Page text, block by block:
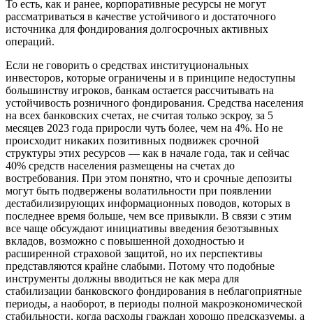
То есть, как и ранее, корпоративные ресурсы не могут
рассматриваться в качестве устойчивого и достаточного
источника для фондирования долгосрочных активных
операций.
Если не говорить о средствах институциональных
инвесторов, которые ограничены и в принципе недоступны
большинству игроков, банкам остается рассчитывать на
устойчивость розничного фондирования. Средства населения
на всех банковских счетах, не считая только эскроу, за 5
месяцев 2023 года приросли чуть более, чем на 4%. Но не
происходит никаких позитивных подвижек срочной
структуры этих ресурсов — как в начале года, так и сейчас
40% средств населения размещены на счетах до
востребования. При этом понятно, что и срочные депозиты
могут быть подвержены волатильности при появлении
дестабилизирующих информационных поводов, которых в
последнее время больше, чем все привыкли. В связи с этим
все чаще обсуждают инициативы введения безотзывных
вкладов, возможно с повышенной доходностью и
расширенной страховой защитой, но их перспективы
представляются крайне слабыми. Потому что подобные
инструменты должны вводиться не как мера для
стабилизации банковского фондирования в неблагоприятные
периоды, а наоборот, в периоды полной макроэкономической
стабильности, когда расходы граждан хорошо предсказуемы, а